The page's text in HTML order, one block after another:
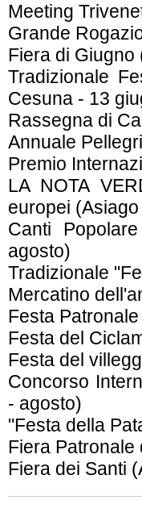
Meeting
Grande
Fiera di Giugno
Tradizionale
Cesuna - 13
Rassegna di
Annuale
Premio
LA NOTA
europei
Canti
agosto)
Tradizionale
Mercatino
Festa
Festa del
Festa del
Concorso
- agosto)
"Festa della
Fiera Patronale
Fiera dei Santi